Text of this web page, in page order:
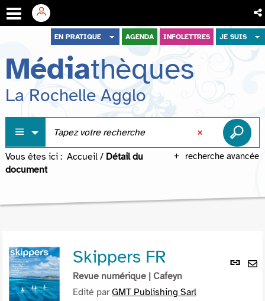
menu
contenu
recherche
EN PRATIQUE AGENDA INFOLETTRES JE SUIS
Médiathèques
La Rochelle Agglo
recherche avancée
Vous êtes ici : Accueil / Détail du
document
Lien
Skippers FR
Revue numérique | Cafeyn
Edité parGMT Publishing Sarl